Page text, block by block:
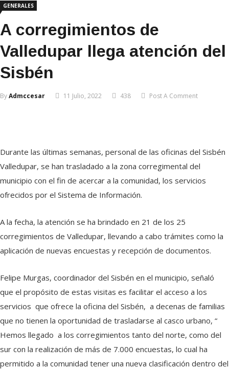
GENERALES
A corregimientos de
Valledupar llega atención del
Sisbén
ByAdmccesar 11 Julio, 2022 438 Post A Comment
Durante las últimas semanas, personal de las oficinas del Sisbén
Valledupar, se han trasladado a la zona corregimental del
municipio con el fin de acercar a la comunidad, los servicios
ofrecidos por el Sistema de Información.
A la fecha, la atención se ha brindado en 21 de los 25
corregimientos de Valledupar, llevando a cabo trámites como la
aplicación de nuevas encuestas y recepción de documentos.
Felipe Murgas, coordinador del Sisbén en el municipio, señaló
que el propósito de estas visitas es facilitar el acceso a los
servicios que ofrece la oficina del Sisbén, a decenas de familias
que no tienen la oportunidad de trasladarse al casco urbano, “
Hemos llegado a los corregimientos tanto del norte, como del
sur con la realización de más de 7.000 encuestas, lo cual ha
permitido a la comunidad tener una nueva clasificación dentro del